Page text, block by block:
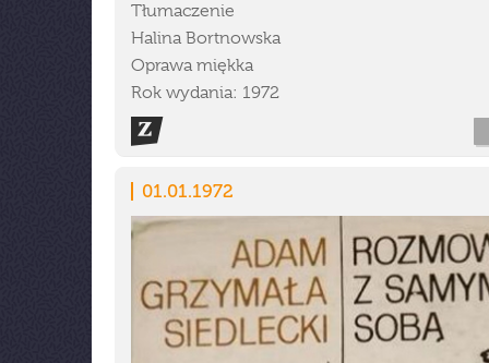
Tłumaczenie
Halina Bortnowska
Oprawa miękka
Rok wydania: 1972
01.01.1972